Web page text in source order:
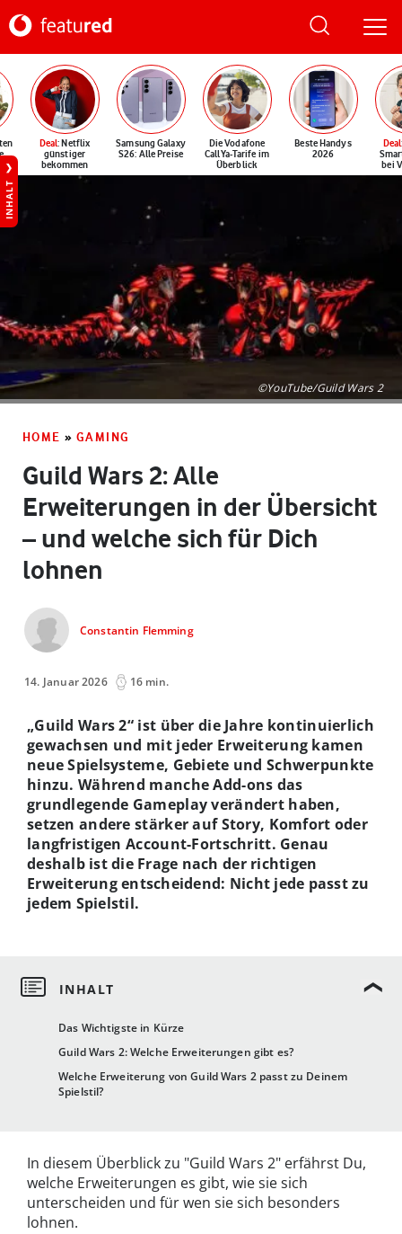
Deal: Netflix
günstiger
bekommen
Samsung Galaxy
S26: Alle Preise
Die Vodafone
CallYa-Tarife im
Überblick
Beste Handys
2026
Deal
bei
INHALT
©YouTube/Guild Wars 2
HOME » GAMING
Guild Wars 2: Alle
Erweiterungen in der Übersicht
– und welche sich für Dich
lohnen
Constantin Flemming
14. Januar 2026 16 min.
Das Wichtigste in Kürze
Guild Wars 2: Welche Erweiterungen gibt es?
Welche Erweiterung von Guild Wars 2 passt zu Deinem
Spielstil?
„Guild Wars 2“ ist über die Jahre kontinuierlich
gewachsen und mit jeder Erweiterung kamen
neue Spielsysteme, Gebiete und Schwerpunkte
hinzu. Während manche Add-ons das
grundlegende Gameplay verändert haben,
setzen andere stärker auf Story, Komfort oder
langfristigen Account-Fortschritt. Genau
deshalb ist die Frage nach der richtigen
Erweiterung entscheidend: Nicht jede passt zu
jedem Spielstil.
In diesem Überblick zu "Guild Wars 2" erfährst Du,
welche Erweiterungen es gibt, wie sie sich
unterscheiden und für wen sie sich besonders
lohnen.